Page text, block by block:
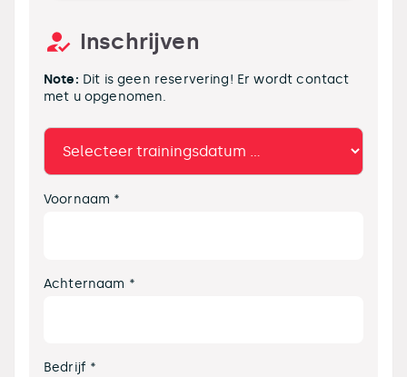
Inschrijven
Note: Dit is geen reservering! Er wordt contact
met u opgenomen.
Voornaam *
Achternaam *
Bedrijf *